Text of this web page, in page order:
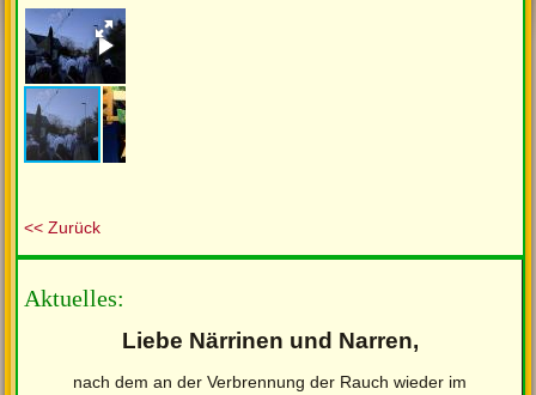
<< Zurück
Aktuelles:
Liebe Närrinen und Narren,
nach dem an der Verbrennung der Rauch wieder im